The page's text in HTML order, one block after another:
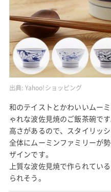
出典: Yahoo!ショッピング
和のテイストとかわいいムー
ゃれな波佐見焼のご飯茶碗です
高さがあるので、スタイリッ
全体にムーミンファミリーが
ザインです。
上質な波佐見焼で作られてい
られそう。